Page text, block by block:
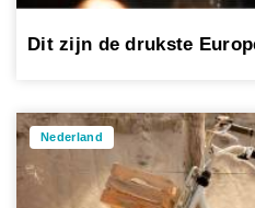
Dit zijn de drukste
Nederland